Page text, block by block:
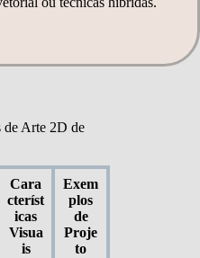
de Arte 2D de
Cara
cteríst
icas
Visua
is
Exem
plos
de
Proje
to